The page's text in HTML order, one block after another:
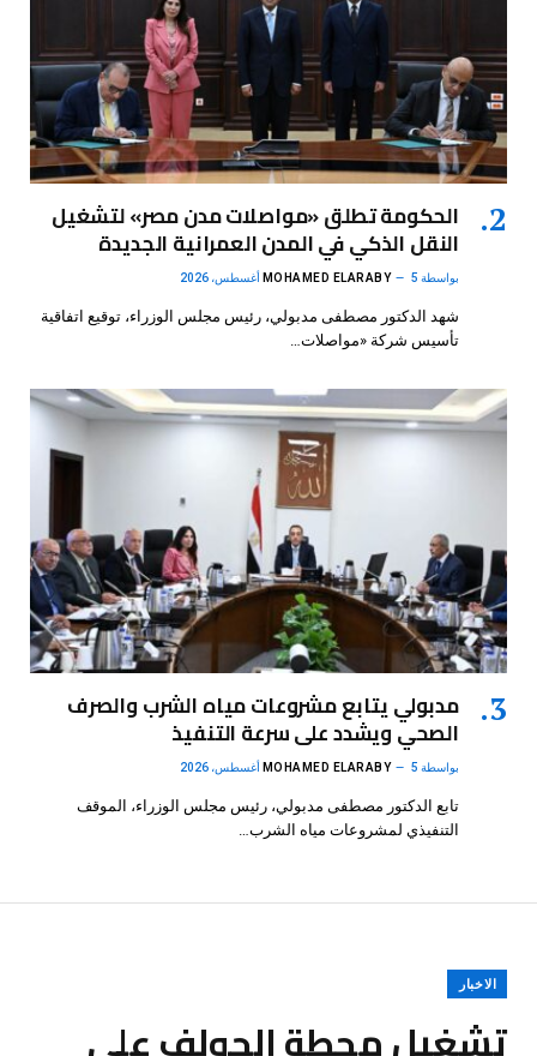
الحكومة تطلق «مواصلات مدن مصر» لتشغيل
النقل الذكي في المدن العمرانية الجديدة
بواسطة MOHAMED ELARABY 5 أغسطس، 2026
شهد الدكتور مصطفى مدبولي، رئيس مجلس الوزراء، توقيع اتفاقية
تأسيس شركة «مواصلات…
مدبولي يتابع مشروعات مياه الشرب والصرف
الصحي ويشدد على سرعة التنفيذ
بواسطة MOHAMED ELARABY 5 أغسطس، 2026
تابع الدكتور مصطفى مدبولي، رئيس مجلس الوزراء، الموقف
التنفيذي لمشروعات مياه الشرب…
الاخبار
تشغيل محطة الجولف على